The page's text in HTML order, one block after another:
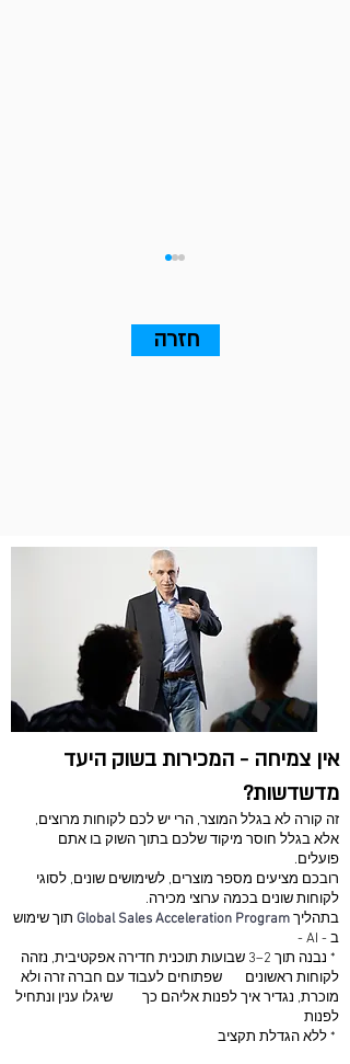
חזרה
אין צמיחה - המכירות בשוק היעד
מדשדשות?
זה קורה לא בגלל המוצר, הרי יש לכם לקוחות מרוצים,
אלא בגלל חוסר מיקוד שלכם בתוך השוק בו אתם
פועלים.
רובכם מציעים מספר מוצרים, לשימושים שונים, לסוגי
לקוחות שונים בכמה ערוצי מכירה.
בתהליךGlobal Sales Acceleration Program תוך שימוש
ב - AI -
* נבנה תוך 2–3 שבועות תוכנית חדירה אפקטיבית, נזהה
לקוחות ראשונים שפתוחים לעבוד עם חברה זרה ולא
מוכרת, נגדיר איך לפנות אליהם כך שיגלו ענין ונתחיל
לפנות
* ללא הגדלת תקציב